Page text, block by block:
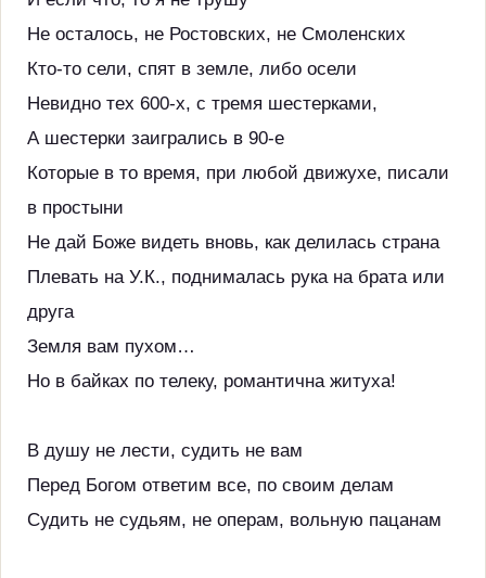
Не осталось, не Ростовских, не Смоленских
Кто-то сели, спят в земле, либо осели
Невидно тех 600-х, с тремя шестерками,
А шестерки заигрались в 90-е
Которые в то время, при любой движухе, писали
в простыни
Не дай Боже видеть вновь, как делилась страна
Плевать на У.К., поднималась рука на брата или
друга
Земля вам пухом…
Но в байках по телеку, романтична житуха!
В душу не лести, судить не вам
Перед Богом ответим все, по своим делам
Судить не судьям, не операм, вольную пацанам